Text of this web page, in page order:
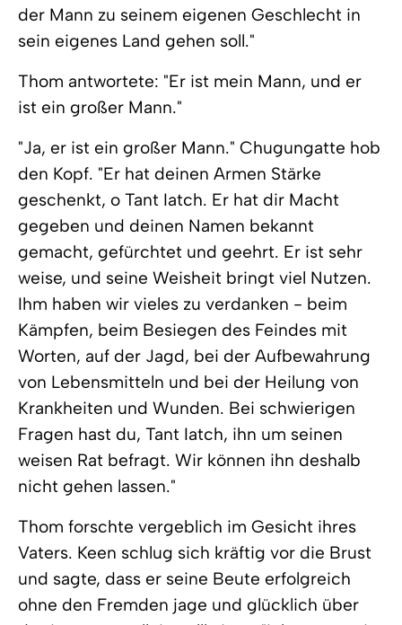
der Mann zu seinem eigenen Geschlecht in
sein eigenes Land gehen soll."
Thom antwortete: "Er ist mein Mann, und er
ist ein großer Mann."
"Ja, er ist ein großer Mann." Chugungatte hob
den Kopf. "Er hat deinen Armen Stärke
geschenkt, o Tant Iatch. Er hat dir Macht
gegeben und deinen Namen bekannt
gemacht, gefürchtet und geehrt. Er ist sehr
weise, und seine Weisheit bringt viel Nutzen.
Ihm haben wir vieles zu verdanken - beim
Kämpfen, beim Besiegen des Feindes mit
Worten, auf der Jagd, bei der Aufbewahrung
von Lebensmitteln und bei der Heilung von
Krankheiten und Wunden. Bei schwierigen
Fragen hast du, Tant Iatch, ihn um seinen
weisen Rat befragt. Wir können ihn deshalb
nicht gehen lassen."
Thom forschte vergeblich im Gesicht ihres
Vaters. Keen schlug sich kräftig vor die Brust
und sagte, dass er seine Beute erfolgreich
ohne den Fremden jage und glücklich über